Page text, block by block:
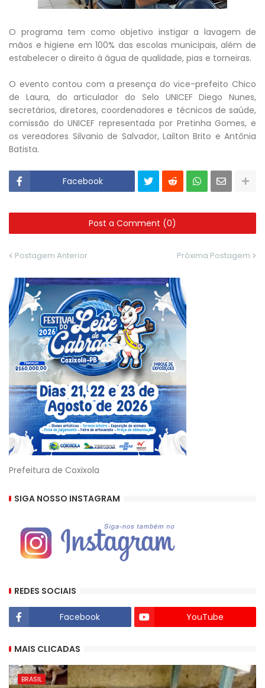
O programa tem como objetivo instigar a lavagem de
mãos e higiene em 100% das escolas municipais, além de
estabelecer o direito à água de qualidade, pias e torneiras.
O evento contou com a presença do vice-prefeito Chico
de Laura, do articulador do Selo UNICEF Diego Nunes,
secretários, diretores, coordenadores e técnicos de saúde,
comissão do UNICEF representada por Pretinha Gomes, e
os vereadores Silvanio de Salvador, Lailton Brito e Antônia
Batista.
Facebook
Post a Comment (0)
Postagem Anterior Próxima Postagem
Prefeitura de Coxixola
SIGA NOSSO INSTAGRAM
REDES SOCIAIS
Facebook YouTube
MAIS CLICADAS
BRASIL